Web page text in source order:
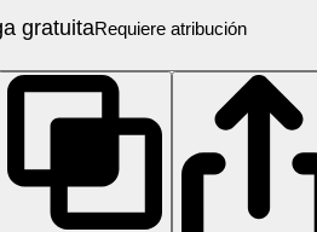
gratuitaRequiere atribución